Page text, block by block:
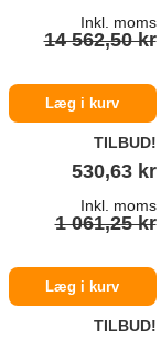
Inkl. moms
14 562,50 kr
På lager
Læg i kurv
TILBUD!
530,63 kr
Inkl. moms
1 061,25 kr
På lager
Læg i kurv
TILBUD!